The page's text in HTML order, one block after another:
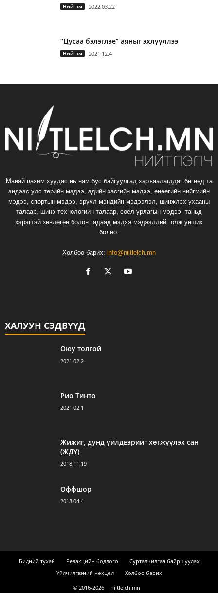
Нийгэм 2022.03.22
“Цусаа бэлэглэе” аяныг эхлүүллээ
Нийгэм 2021.12.4
Манай цахим хуудас нь нам бус байгуулгад харъяалагддаг бөгөөд та
эндээс улс төрийн мэдээ, эдийн засгийн мэдээ, өнөөгийн нийгмийн
мэдээ, спортын мэдээ, эрүүл мэндийн мэдээлэл, шинжлэх ухааны
талаар, шинэ технологиин талаар, соёл урлагын мэдээ, таньд
хэрэгтэй зөвлөгөө болон гадаад мэдээ мэдээллийг олж унших
болно.
Холбоо барих: info@niitlelch.mn
ХАЛУУН СЭДВҮҮД
Оюу толгой
2021.02.2
Рио Тинто
2021.02.1
Жижиг, дунд үйлдвэрийг хөгжүүлэх сан
(ЖДҮ)
2018.11.19
Оффшор
2018.04.4
Бидний тухай Редакцийн бодлого
Сурталчилгаа байршуулах
Үйлчилгээний нөхцөл
Холбоо барих
© 2016-2026 niitlelch.mn